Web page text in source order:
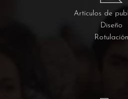
Artículos de
Diseño
Rotulación